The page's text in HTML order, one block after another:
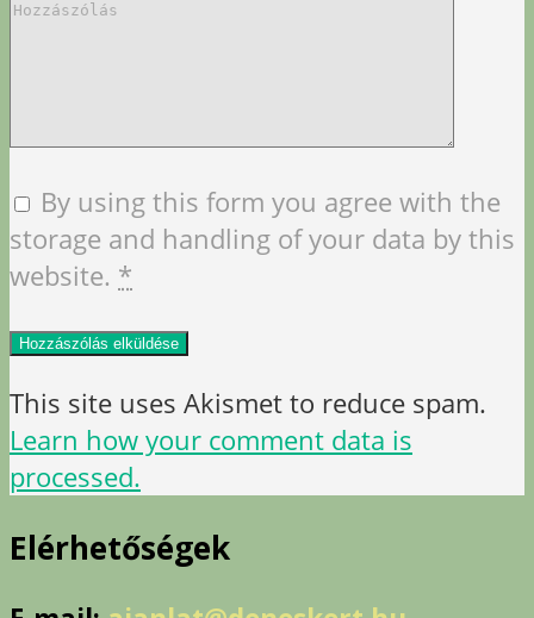
By using this form you agree with the
storage and handling of your data by this
website. *
This site uses Akismet to reduce spam.
Learn how your comment data is
processed.
Elérhetőségek